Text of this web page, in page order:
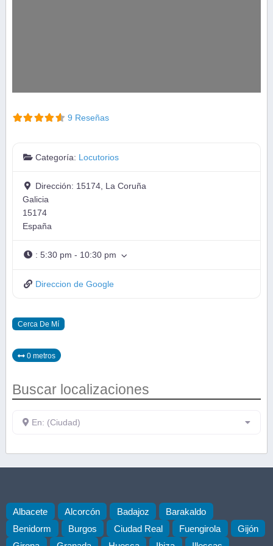
9 Reseñas
Categoría: Locutorios
Dirección: 15174, La Coruña
Galicia
15174
España
:5:30 pm - 10:30 pm
Direccion de Google
Cerca De Mí
0 metros
Buscar localizaciones
En: (Ciudad)
Albacete Alcorcón Badajoz
Barakaldo
Benidorm
Burgos Ciudad Real Fuengirola
Gijón